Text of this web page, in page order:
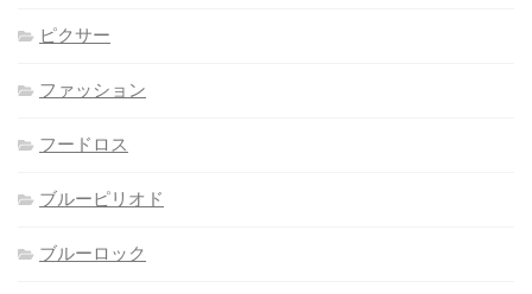
ピクサー
ファッション
フードロス
ブルーピリオド
ブルーロック